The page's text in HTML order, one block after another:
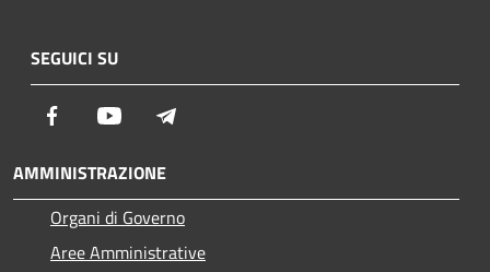
SEGUICI SU
Facebook Youtube
AMMINISTRAZIONE
Organi di Governo
Aree Amministrative